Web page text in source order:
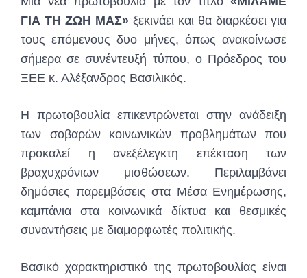
ΓΙΑ ΤΗ ΖΩΗ ΜΑΣ» ξεκινάει και θα διαρκέσει για
τους επόμενους δυο μήνες, όπως ανακοίνωσε
σήμερα σε συνέντευξή τύπου, ο Πρόεδρος του
ΞΕΕ κ. Αλέξανδρος Βασιλικός.
Η πρωτοβουλία επικεντρώνεται στην ανάδειξη
των σοβαρών κοινωνικών προβλημάτων που
προκαλεί η ανεξέλεγκτη επέκταση των
βραχυχρόνιων μισθώσεων. Περιλαμβάνει
δημόσιες παρεμβάσεις στα Μέσα Ενημέρωσης,
καμπάνια στα κοινωνικά δίκτυα και θεσμικές
συναντήσεις με διαμορφωτές πολιτικής.
Βασικό χαρακτηριστικό της πρωτοβουλίας είναι